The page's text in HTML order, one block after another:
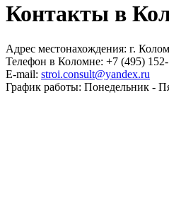
Контакты в
Адрес местонахождения: г.
Телефон в Коломне: +7 (495) 152-
E-mail: stroi.consult@yandex.ru
График работы: Понедельник -